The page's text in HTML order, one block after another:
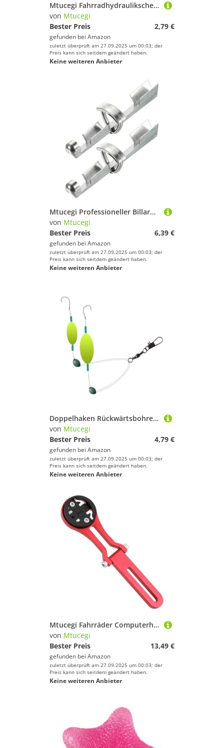
Mtucegi Fahrradhydraulikscheibenbremsblut Abstandshalterfahrräder Bremssattel Pad Spacer Tool 2/4 Kolbenbremse Block Einfach Gebrauchte Reparaturwerkzeuge
von Mtucegi
Bester Preis
2,79 €
gefunden bei Amazon
zuletzt überprüft am 27.09.2025 um 00:03; der
Preis kann sich seitdem geändert haben.
Keine weiteren Anbieter
Mtucegi Professioneller Billard Ersatz Mit Abgewinkelten Schleifabstimmungen Cue Tipps Schleifwerkzeug Für Poolstabwartungswartung Austausch Für Poolstift
von Mtucegi
Bester Preis
6,39 €
gefunden bei Amazon
zuletzt überprüft am 27.09.2025 um 00:03; der
Preis kann sich seitdem geändert haben.
Keine weiteren Anbieter
Doppelhaken Rückwärtsbohrer Rigs Schwimmköder Haar Mit Platzbohne Für Süßwasser Und Salzwasser Doppelte Rückseite Fischt
von Mtucegi
Bester Preis
4,79 €
gefunden bei Amazon
zuletzt überprüft am 27.09.2025 um 00:03; der
Preis kann sich seitdem geändert haben.
Keine weiteren Anbieter
Mtucegi Fahrräder Computerhalterung Licht Ständer Vor Den Straßenfahrrädern Erweiterung Klammern Radsportzubehör Gewicht Ständer
von Mtucegi
Bester Preis
13,49 €
gefunden bei Amazon
zuletzt überprüft am 27.09.2025 um 00:03; der
Preis kann sich seitdem geändert haben.
Keine weiteren Anbieter